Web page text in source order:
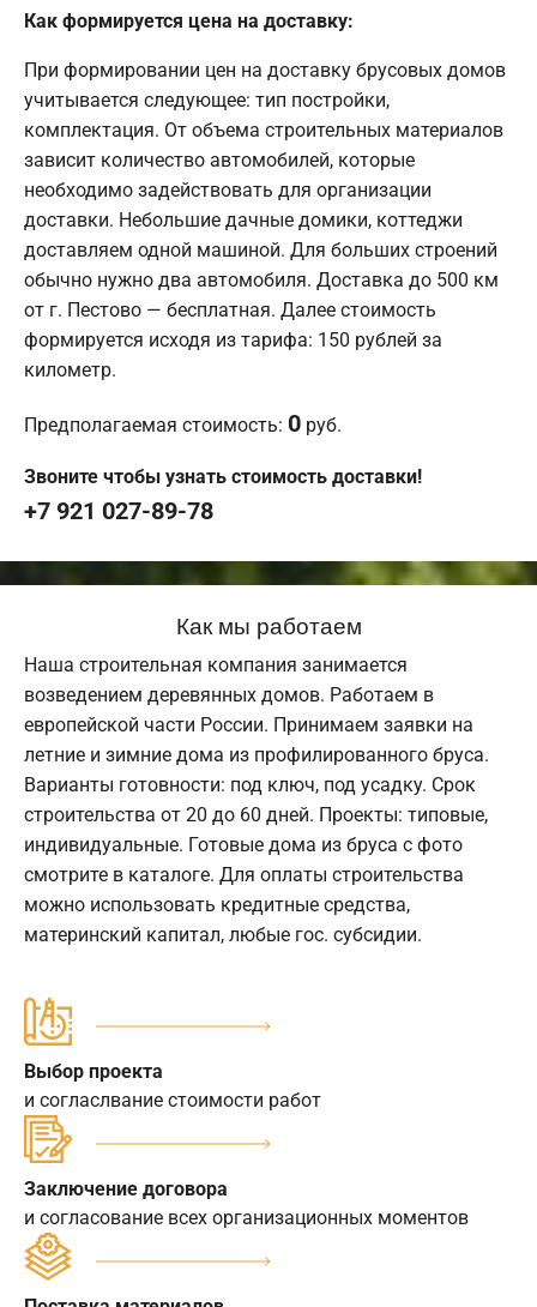
Как формируется цена на доставку:
При формировании цен на доставку брусовых домов
учитывается следующее: тип постройки,
комплектация. От объема строительных материалов
зависит количество автомобилей, которые
необходимо задействовать для организации
доставки. Небольшие дачные домики, коттеджи
доставляем одной машиной. Для больших строений
обычно нужно два автомобиля. Доставка до 500 км
от г. Пестово — бесплатная. Далее стоимость
формируется исходя из тарифа: 150 рублей за
километр.
Предполагаемая стоимость: 0 руб.
Звоните чтобы узнать стоимость доставки!
+7 921 027-89-78
Как мы работаем
Наша строительная компания занимается
возведением деревянных домов. Работаем в
европейской части России. Принимаем заявки на
летние и зимние дома из профилированного бруса.
Варианты готовности: под ключ, под усадку. Срок
строительства от 20 до 60 дней. Проекты: типовые,
индивидуальные. Готовые дома из бруса с фото
смотрите в каталоге. Для оплаты строительства
можно использовать кредитные средства,
материнский капитал, любые гос. субсидии.
Выбор проекта
и согласлвание стоимости работ
Заключение договора
и согласование всех организационных моментов